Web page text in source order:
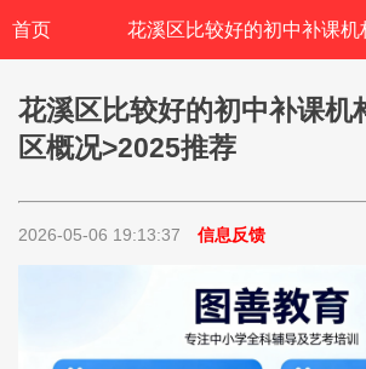
首页 花溪区比较好的初中补课
花溪区比较好的初中补课机
区概况>2025推荐
2026-05-06 19:13:37 信息反馈